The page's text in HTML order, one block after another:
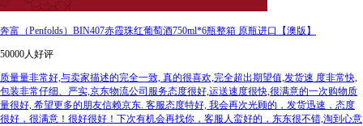
奔富（Penfolds）BIN407赤霞珠红葡萄酒750ml*6瓶整箱 原瓶进口【澳版】
50000人好评
质量量非常好,与卖家描述的完全一致, 真的很喜欢,完全超出期望值,发货速 度非常快,
包装非常仔细、严实,京东物流公司服务态度很好,运送速度很快,很满意的一次购物质
量很好, 希望更多的朋友信赖京东. 客服态度特好, 我会再次光顾的，发货迅速，态度
很好，很满意！很好很好！下次有机会再找你，客服人蛮好的，东东很不错,淘到心意